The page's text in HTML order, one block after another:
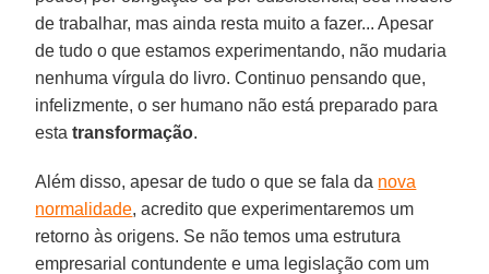
de trabalhar, mas ainda resta muito a fazer... Apesar
de tudo o que estamos experimentando, não mudaria
nenhuma vírgula do livro. Continuo pensando que,
infelizmente, o ser humano não está preparado para
estatransformação.
Além disso, apesar de tudo o que se fala da nova
normalidade, acredito que experimentaremos um
retorno às origens. Se não temos uma estrutura
empresarial contundente e uma legislação com um